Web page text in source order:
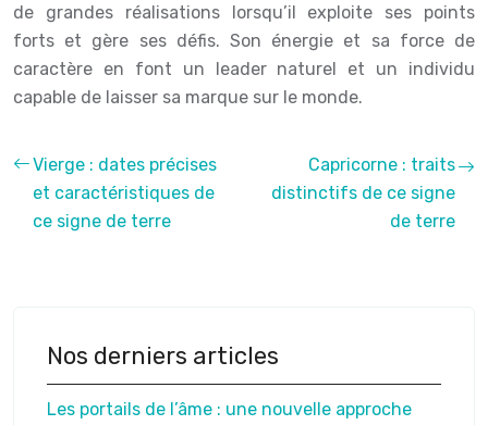
de grandes réalisations lorsqu’il exploite ses points
forts et gère ses défis. Son énergie et sa force de
caractère en font un leader naturel et un individu
capable de laisser sa marque sur le monde.
Vierge : dates précises
et caractéristiques de
ce signe de terre
Capricorne : traits
distinctifs de ce signe
de terre
Nos derniers articles
Les portails de l’âme : une nouvelle approche